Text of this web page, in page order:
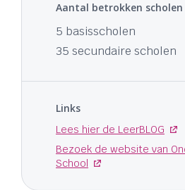
Aantal betrokken scholen
5 basisscholen
35 secundaire scholen
Links
Lees hier de LeerBLOG
Bezoek de website van
School